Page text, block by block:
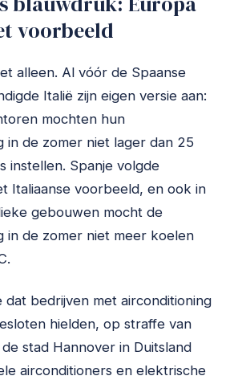
voorbeeld
alleen. Al vóór de Spaanse
Italië zijn eigen versie aan:
mochten hun
in de zomer niet lager dan 25
instellen. Spanje volgde
Italiaanse voorbeeld, en ook in
gebouwen mocht de
in de zomer niet meer koelen
dat bedrijven met airconditioning
hielden, op straffe van
stad Hannover in Duitsland
airconditioners en elektrische